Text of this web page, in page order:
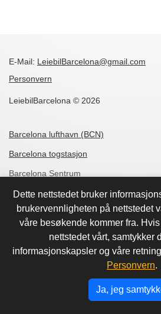
E-Mail: LeiebilBarcelona@gmail.com
Personvern
LeiebilBarcelona © 2026
Barcelona lufthavn (BCN)
Barcelona togstasjon
Barcelona Sentrum
Barcelona Dreta de l'Eixample
Barcelona Sant Marti
Barcelona Rambla de Catalunya
Barcelona Mas Blau
Dette nettstedet bruker
brukervennligheten på nettstedet
våre besøkende kommer fra.
nettstedet vårt, samtykker
informasjonskapsler og våre
Personvern.
Ja, jeg